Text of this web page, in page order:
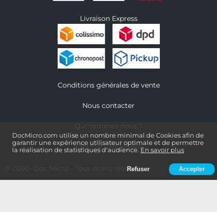
DocMicro.com utilise un nombre minimal de Cookies afin de
garantir une expérience utilisateur optimale et de permettre
la réalisation de statistiques d'audience. En savoir plus
Refuser Accepter
Livraison Express
Conditions générales de vente
Nous contacter
Informations légales
- Tous droits réservés